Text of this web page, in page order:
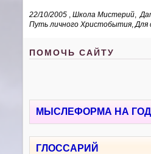
22/10/2005 ,Школа Мистерий
Путь личного Христобытия ,Для
ПОМОЧЬ САЙТУ
МЫСЛЕФОРМА НА ГОД
ГЛОССАРИЙ